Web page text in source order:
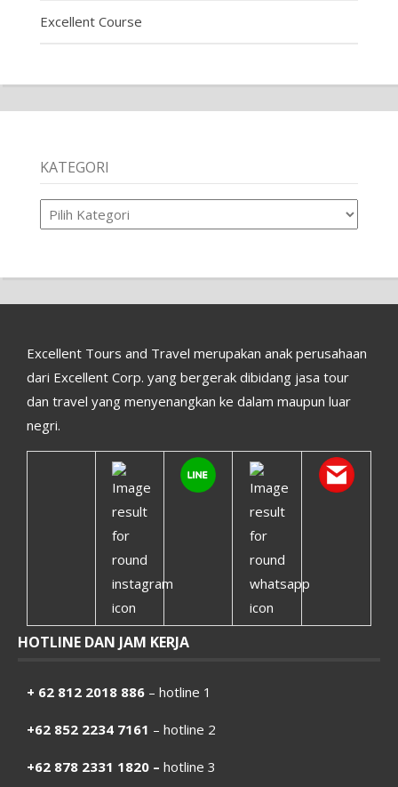
Excellent Course
KATEGORI
Kategori
Excellent Tours and Travel merupakan anak perusahaan
dari Excellent Corp. yang bergerak dibidang jasa tour
dan travel yang menyenangkan ke dalam maupun luar
negri.
HOTLINE DAN JAM KERJA
+ 62 812 2018 886 – hotline 1
+62 852 2234 7161 – hotline 2
+62 878 2331 1820 – hotline 3